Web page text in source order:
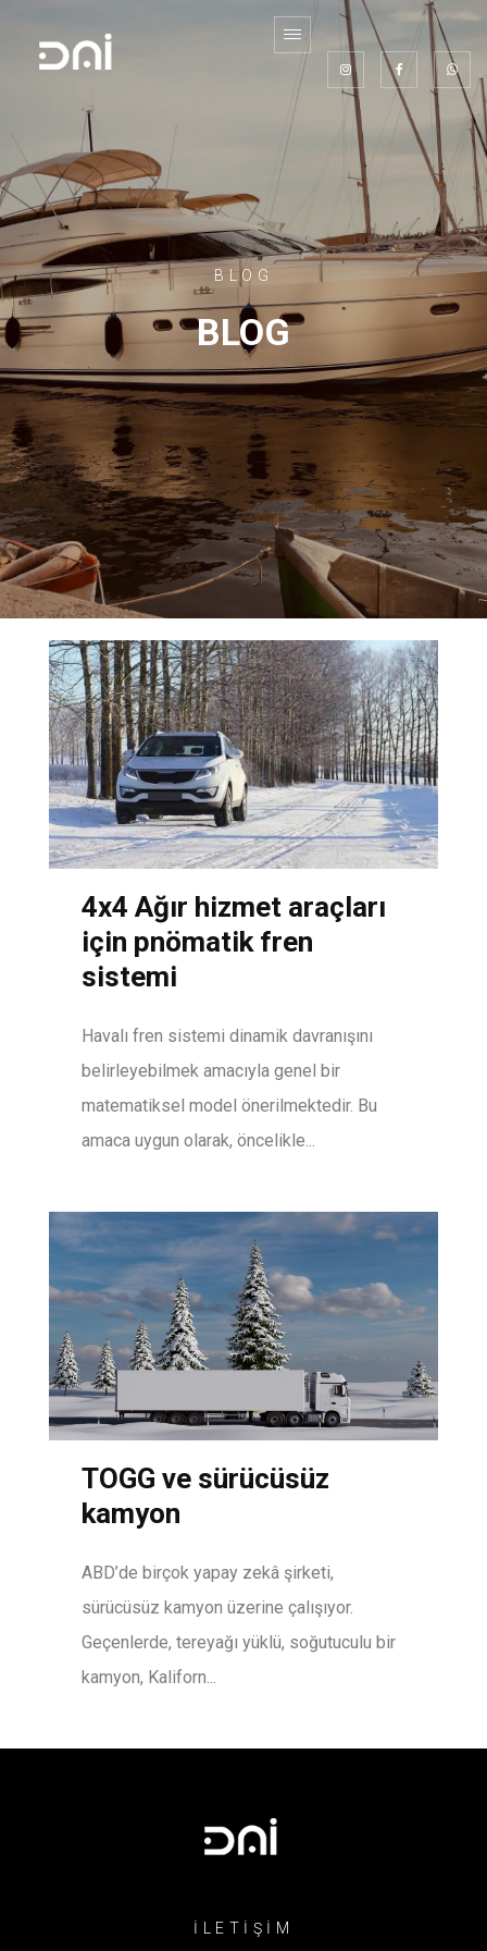
BLOG
BLOG
4x4 Ağır hizmet araçları
için pnömatik fren
sistemi
Havalı fren sistemi dinamik davranışını
belirleyebilmek amacıyla genel bir
matematiksel model önerilmektedir. Bu
amaca uygun olarak, öncelikle...
TOGG ve sürücüsüz
kamyon
ABD’de birçok yapay zekâ şirketi,
sürücüsüz kamyon üzerine çalışıyor.
Geçenlerde, tereyağı yüklü, soğutuculu bir
kamyon, Kaliforn...
İLETİŞİM